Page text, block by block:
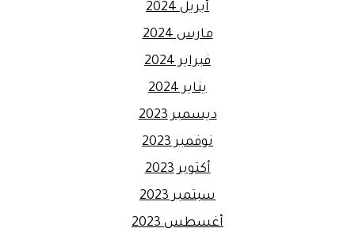
أبريل 2024
مارس 2024
فبراير 2024
يناير 2024
ديسمبر 2023
نوفمبر 2023
أكتوبر 2023
سبتمبر 2023
أغسطس 2023